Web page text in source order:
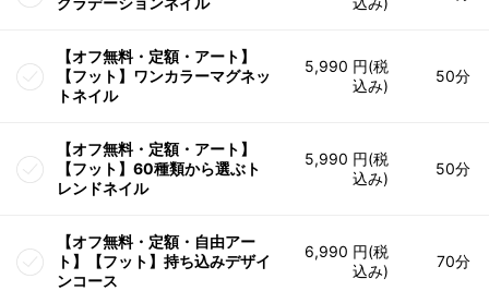
【オフ無料・定額・アート】
【フット】ワンカラーマグネッ
トネイル
5,990 円(税
込み)
50分
【オフ無料・定額・アート】
【フット】60種類から選ぶト
レンドネイル
5,990 円(税
込み)
50分
【オフ無料・定額・自由アー
ト】【フット】持ち込みデザイ
ンコース
6,990 円(税
込み)
70分